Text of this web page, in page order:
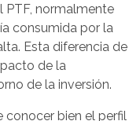
PTF, normalmente
consumida por la
Esta diferencia de
de la
de la inversión.
conocer bien el perfil